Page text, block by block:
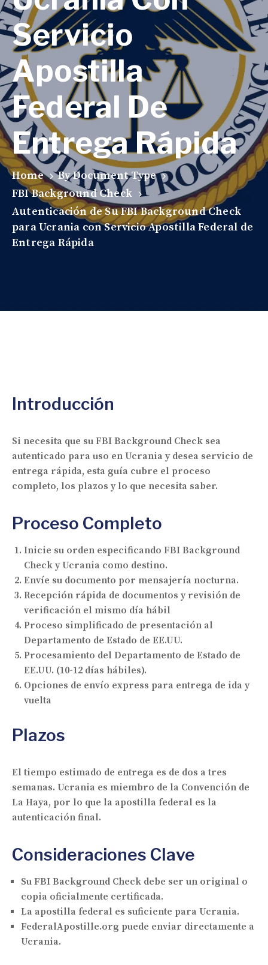
Servicio
Apostilla
Federal De
Entrega Rápida
Home
By Document Type
FBI Background Check
Autenticación de Su FBI Background Check
para Ucrania con Servicio Apostilla Federal de
Entrega Rápida
Introducción
Si necesita que su FBI Background Check sea
autenticado para uso en Ucrania y desea servicio de
entrega rápida, esta guía cubre el proceso
completo, los plazos y lo que necesita saber.
Proceso Completo
Inicie su orden especificando FBI Background
Check y Ucrania como destino.
Envíe su documento por mensajería nocturna.
Recepción rápida de documentos y revisión de
verificación el mismo día hábil
Proceso simplificado de presentación al
Departamento de Estado de EE.UU.
Procesamiento del Departamento de Estado de
EE.UU. (10-12 días hábiles).
Opciones de envío express para entrega de ida y
vuelta
Plazos
El tiempo estimado de entrega es de dos a tres
semanas. Ucrania es miembro de la Convención de
La Haya, por lo que la apostilla federal es la
autenticación final.
Consideraciones Clave
Su FBI Background Check debe ser un original o
copia oficialmente certificada.
La apostilla federal es suficiente para Ucrania.
FederalApostille.org puede enviar directamente a
Ucrania.